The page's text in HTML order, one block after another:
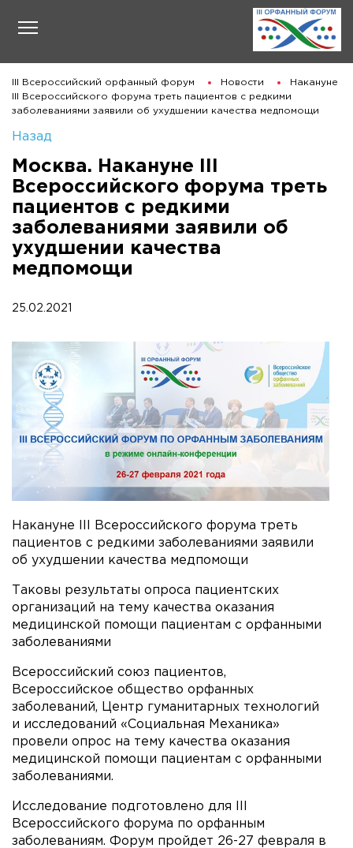
III Всероссийский орфанный форум Новости
Накануне
III Всероссийского форума треть пациентов с редкими
заболеваниями заявили об ухудшении качества медпомощи
Назад
Москва. Накануне III
Всероссийского форума треть
пациентов с редкими
заболеваниями заявили об
ухудшении качества
медпомощи
25.02.2021
Накануне III Всероссийского форума треть
пациентов с редкими заболеваниями заявили
об ухудшении качества медпомощи
Таковы результаты опроса пациентских
организаций на тему качества оказания
медицинской помощи пациентам с орфанными
заболеваниями
Всероссийский союз пациентов,
Всероссийское общество орфанных
заболеваний, Центр гуманитарных технологий
и исследований «Социальная Механика»
провели опрос на тему качества оказания
медицинской помощи пациентам с орфанными
заболеваниями.
Исследование подготовлено для III
Всероссийского форума по орфанным
заболеваниям. Форум пройдет 26-27 февраля в